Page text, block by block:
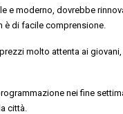
e moderno, dovrebbe
è di facile comprensione.
molto attenta ai
nei fine
città.